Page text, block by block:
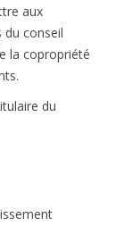
aux
conseil
la copropriété
du